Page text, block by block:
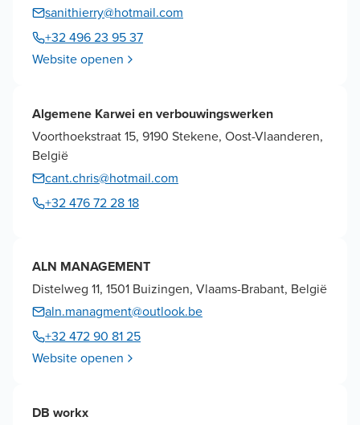
sanithierry@hotmail.com
+32 496 23 95 37
Website openen
Algemene Karwei en verbouwingswerken
Voorthoekstraat 15, 9190 Stekene, Oost-Vlaanderen,
België
cant.chris@hotmail.com
+32 476 72 28 18
ALN MANAGEMENT
Distelweg 11, 1501 Buizingen, Vlaams-Brabant, België
aln.managment@outlook.be
+32 472 90 81 25
Website openen
DB workx